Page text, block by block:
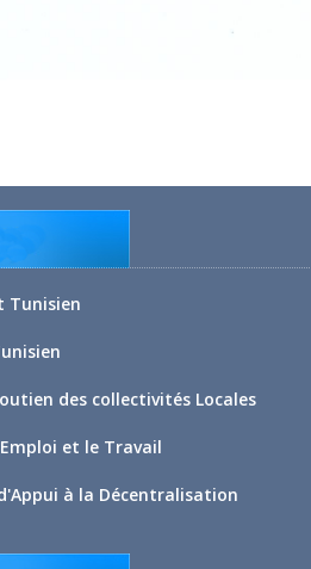
Tunisien
des collectivités Locales
et le Travail
à la Décentralisation